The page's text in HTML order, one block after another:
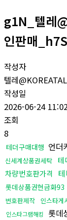
g1N_텔레
인판매_h7S
작성자
텔레
작성일
2026-06-24
조회
8
테더구매대행 언더
신세계상품권세탁
테
차량번호판가격
롯데상품권현금화93
번호판제작 인스타게
인스타그램해킹 롯데